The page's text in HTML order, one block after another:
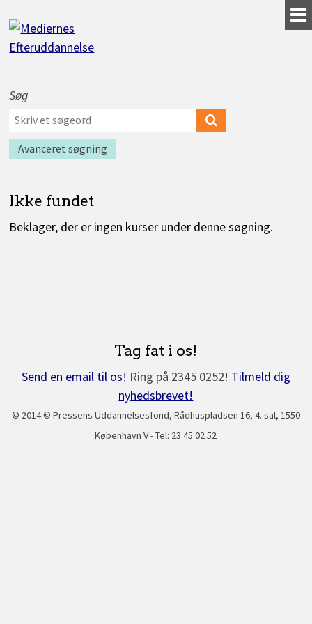
til
indhold
Søg
efter
kurser
Værktøjer
til
Søg
Søg
kurser
Avanceret søgning
Ikke fundet
Beklager, der er ingen kurser under denne søgning.
Tag fat i os!
Send en email til os! Ring på 2345 0252! Tilmeld dig
nyhedsbrevet!
© 2014 © Pressens Uddannelsesfond, Rådhuspladsen 16, 4. sal, 1550
København V - Tel: 23 45 02 52